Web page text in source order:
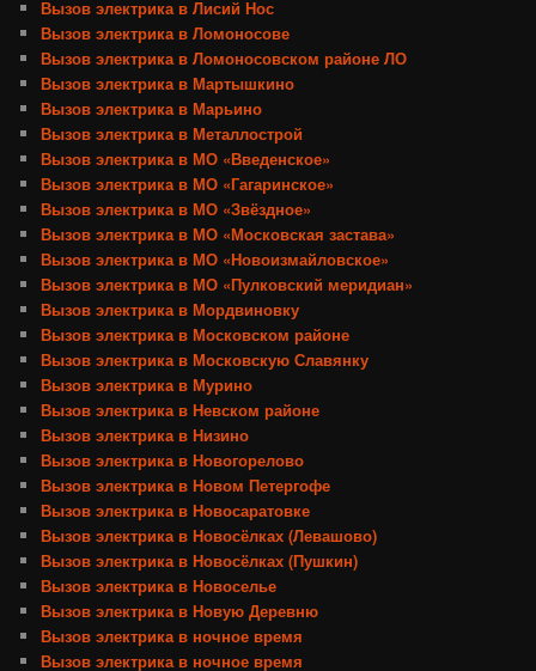
Вызов электрика в Лисий Нос
Вызов электрика в Ломоносове
Вызов электрика в Ломоносовском районе ЛО
Вызов электрика в Мартышкино
Вызов электрика в Марьино
Вызов электрика в Металлострой
Вызов электрика в МО «Введенское»
Вызов электрика в МО «Гагаринское»
Вызов электрика в МО «Звёздное»
Вызов электрика в МО «Московская застава»
Вызов электрика в МО «Новоизмайловское»
Вызов электрика в МО «Пулковский меридиан»
Вызов электрика в Мордвиновку
Вызов электрика в Московском районе
Вызов электрика в Московскую Славянку
Вызов электрика в Мурино
Вызов электрика в Невском районе
Вызов электрика в Низино
Вызов электрика в Новогорелово
Вызов электрика в Новом Петергофе
Вызов электрика в Новосаратовке
Вызов электрика в Новосёлках (Левашово)
Вызов электрика в Новосёлках (Пушкин)
Вызов электрика в Новоселье
Вызов электрика в Новую Деревню
Вызов электрика в ночное время
Вызов электрика в ночное время